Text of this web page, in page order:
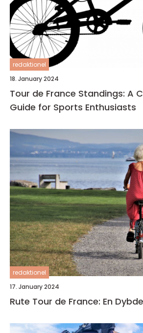
redaktionel
18. January 2024
Tour de France Standings: A
Guide for Sports Enthusiasts
redaktionel
17. January 2024
Rute Tour de France: En